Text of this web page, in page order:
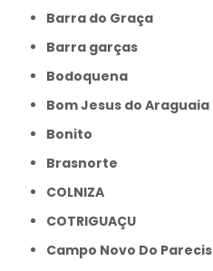
Barra do Graça
Barra garças
Bodoquena
Bom Jesus do Araguaia
Bonito
Brasnorte
COLNIZA
COTRIGUAÇU
Campo Novo Do Parecis